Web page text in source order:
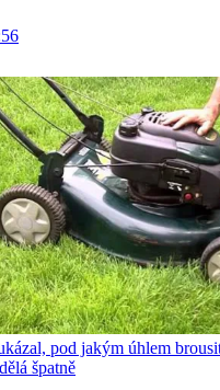
pod jakým úhlem
špatně